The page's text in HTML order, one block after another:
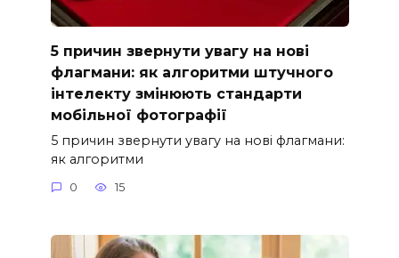
5 причин звернути увагу на нові
флагмани: як алгоритми штучного
інтелекту змінюють стандарти
мобільної фотографії
5 причин звернути увагу на нові флагмани:
як алгоритми
0 15